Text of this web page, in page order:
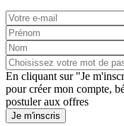
En cliquant sur "Je
pour créer mon compte,
postuler aux offres
Je m'inscris